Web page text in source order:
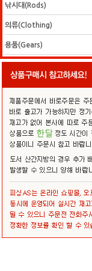
낚시대(Rods)
의류(Clothing)
용품(Gears)